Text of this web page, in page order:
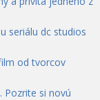
seriálu dc studios
od tvorcov
Pozrite si novú